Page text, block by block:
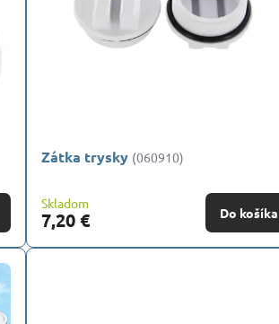
Zátka trysky (060910)
Skladom
7,20 € Do košíka